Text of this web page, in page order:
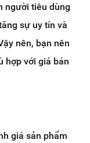
người tiêu dùng
sự uy tín và
nên, bạn nên
hợp với giá bán
giá sản phẩm